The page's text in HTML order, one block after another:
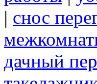
| снос
дачный